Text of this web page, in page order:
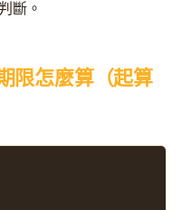
斷。
限怎麼算（起算